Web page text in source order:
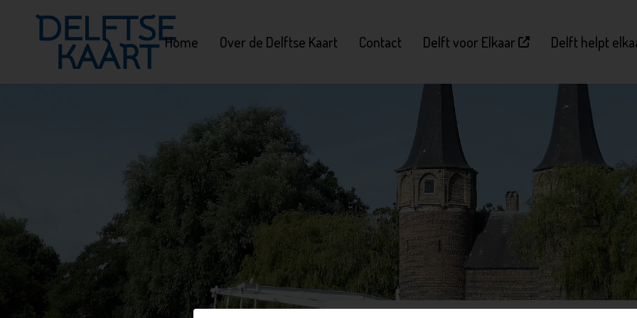
Home Over de Delftse Kaart Contact Delft voor Elkaar Delft helpt